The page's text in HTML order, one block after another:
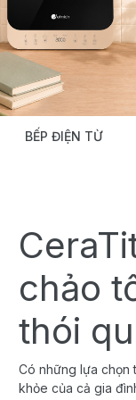
BẾP ĐIỆN TỪ
chảo
thói
Có những lựa chọn
khỏe của cả gia